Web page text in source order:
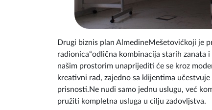
Drugi biznis plan AlmedineMešetovićkoji je
radionica“odlična kombinacija starih zanata
našim prostorim unaprijediti će se kroz
kreativni rad, zajedno sa klijentima
prisnosti.Ne nudi samo jednu uslugu, već
pružiti kompletna usluga u cilju zadovljstva.